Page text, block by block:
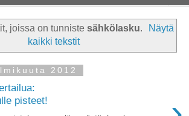
joissa on tunniste sähkölasku.
Näytä
kaikki tekstit
2012
pisteet!